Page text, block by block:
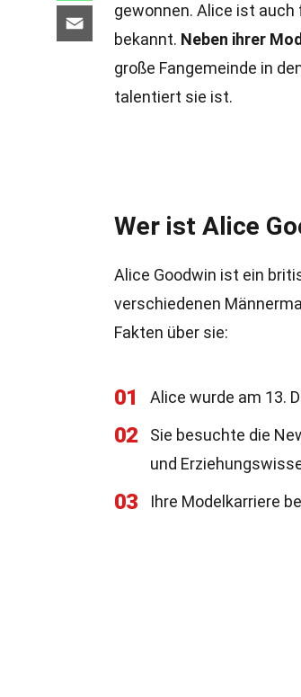
gewonnen. Alice ist auch
bekannt. Neben ihrer
große Fangemeinde in
talentiert sie ist.
Wer ist Alice
Alice Goodwin ist ein
verschiedenen
Fakten über sie:
01 Alice wurde am 13.
02
Sie besuchte die
und
03 Ihre Modelkarriere